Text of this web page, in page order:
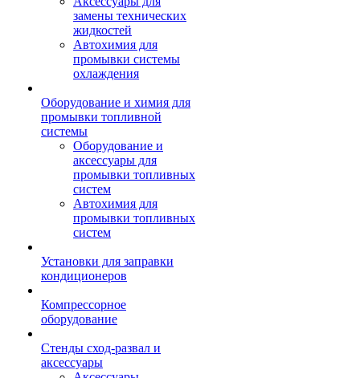
замены технических
жидкостей
Автохимия для
промывки системы
охлаждения
Оборудование и химия для
промывки топливной
системы
Оборудование и
аксессуары для
промывки топливных
систем
Автохимия для
промывки топливных
систем
Установки для заправки
кондиционеров
Компрессорное
оборудование
Стенды сход-развал и
аксессуары